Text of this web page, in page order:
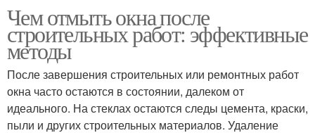
Чем отмыть окна после
строительных работ: эффективные
методы
После завершения строительных или ремонтных работ
окна часто остаются в состоянии, далеком от
идеального. На стеклах остаются следы цемента, краски,
пыли и других строительных материалов. Удаление